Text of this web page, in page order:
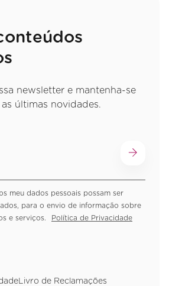
newsletter e mantenha-se
últimas novidades.
meu dados pessoais possam ser
para o envio de informação sobre
e serviços.
Política de Privacidade
Livro de Reclamações